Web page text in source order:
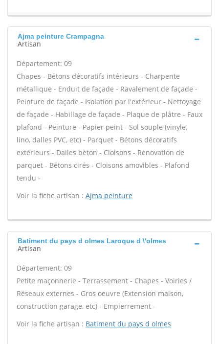
Ajma peinture Crampagna
Artisan
Département: 09
Chapes - Bétons décoratifs intérieurs - Charpente
métallique - Enduit de façade - Ravalement de façade -
Peinture de façade - Isolation par l'extérieur - Nettoyage
de façade - Habillage de façade - Plaque de plâtre - Faux
plafond - Peinture - Papier peint - Sol souple (vinyle,
lino, dalles PVC, etc) - Parquet - Bétons décoratifs
extérieurs - Dalles béton - Cloisons - Rénovation de
parquet - Bétons cirés - Cloisons amovibles - Plafond
tendu -
Voir la fiche artisan : Ajma peinture
Batiment du pays d olmes Laroque d \'olmes
Artisan
Département: 09
Petite maçonnerie - Terrassement - Chapes - Voiries /
Réseaux externes - Gros oeuvre (Extension maison,
construction garage, etc) - Empierrement -
Voir la fiche artisan : Batiment du pays d olmes